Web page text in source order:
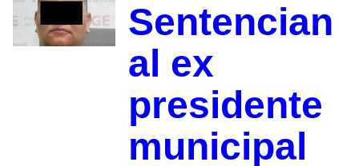
Sentencian
al ex
presidente
municipal